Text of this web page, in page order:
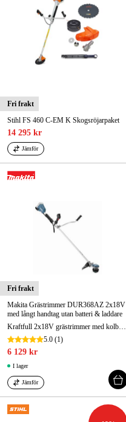
Fri frakt
Stihl FS 460 C-EM K Skogsröjarpaket
14 295 kr
Jämför
Fri frakt
Makita Grästrimmer DUR368AZ 2x18V
med långt handtag utan batteri & laddare
Kraftfull 2x18V grästrimmer med kolborstfri motor och sidohandtag.
5.0 (1)
6 129 kr
I lager
Jämför